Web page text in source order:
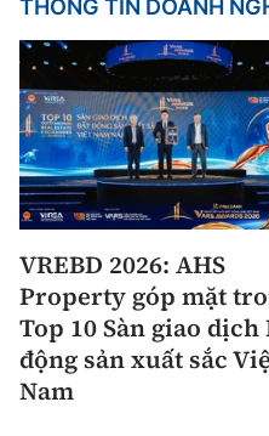
THÔNG TIN DOANH
VREBD 2026: AHS
Property góp mặt
Top 10 Sàn giao dịch
động sản xuất sắc
Nam